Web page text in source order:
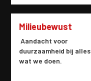
Milieubewust
Aandacht voor
duurzaamheid bij alles
wat we doen.